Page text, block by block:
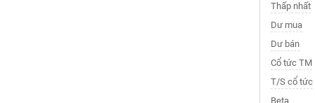
Thấp nhất
Dư mua
Dư bán
Cổ tức TM
T/S cổ tức
Beta